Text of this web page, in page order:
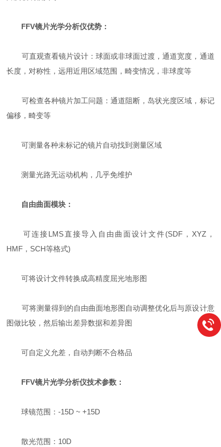
FFV镜片光学分析仪优势：
可直观查看镜片设计：球面或非球面过渡，通道宽度，通道
长度，对称性，远用近用区域范围，畸变情况，非球度等
可检查各种镜片加工问题：通道阻断，岛状光度区域，标记
偏移，畸变等
可测量各种未标记的镜片自动找到测量区域
测量光路无运动机构，几乎免维护
自由曲面模块：
可连接LMS直接导入自由曲面设计文件(SDF，XYZ，
HMF，SCH等格式)
可将设计文件转换成高精度屈光地形图
可将测量得到的自由曲面地形图自动调整优化后与原设计意
图做比较，然后输出差异数据和差异图
可自定义允差，自动判断不合格品
FFV镜片光学分析仪技术参数：
球镜范围：-15D ~ +15D
散光范围：10D